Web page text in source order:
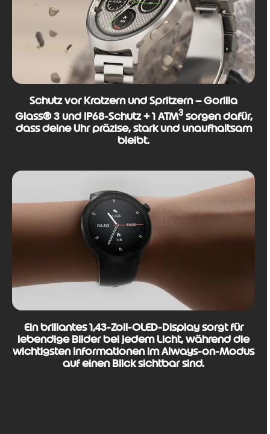
Schutz vor Kratzern und Spritzern – Gorilla
Glass® 3 und IP68-Schutz + 1 ATM3sorgen dafür,
dass deine Uhr präzise, stark und unaufhaltsam
bleibt.
Ein brillantes 1,43-Zoll-OLED-Display sorgt für
lebendige Bilder bei jedem Licht, während die
wichtigsten Informationen im Always-on-Modus
auf einen Blick sichtbar sind.